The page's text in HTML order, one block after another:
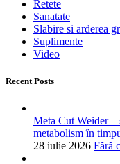
Retete
Sanatate
Slabire si arderea
Suplimente
Video
Recent Posts
Meta Cut Weider –
metabolism în
28 iulie 2026 Fără